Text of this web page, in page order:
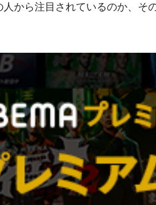
から注目されているのか、そ